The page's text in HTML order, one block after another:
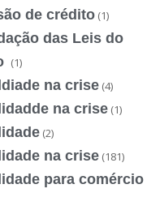
de crédito (1)
das Leis do
(1)
na crise (4)
na crise (1)
(2)
na crise (181)
para comércio